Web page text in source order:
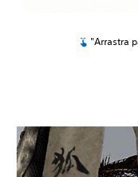
"Arrastra